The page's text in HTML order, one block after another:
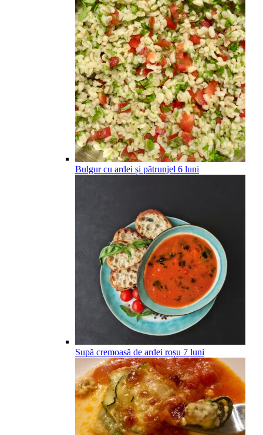
Bulgur cu ardei și pătrunjel 6 luni
Supă cremoasă de ardei roșu 7 luni